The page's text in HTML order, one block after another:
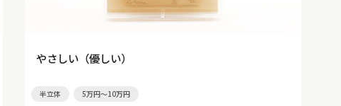
やさしい（優しい）
半立体 5万円～10万円